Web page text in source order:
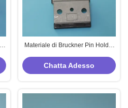
Materiale di Bruckner Pin Holder
ricambio di Stenter
Chatta Adesso